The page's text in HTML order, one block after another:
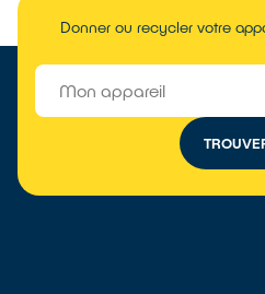
Donner ou recycler votre